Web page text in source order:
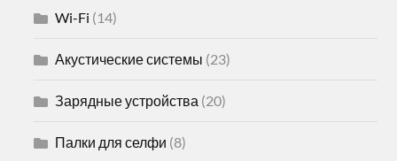
Wi-Fi (14)
Акустические системы (23)
Зарядные устройства (20)
Палки для селфи (8)